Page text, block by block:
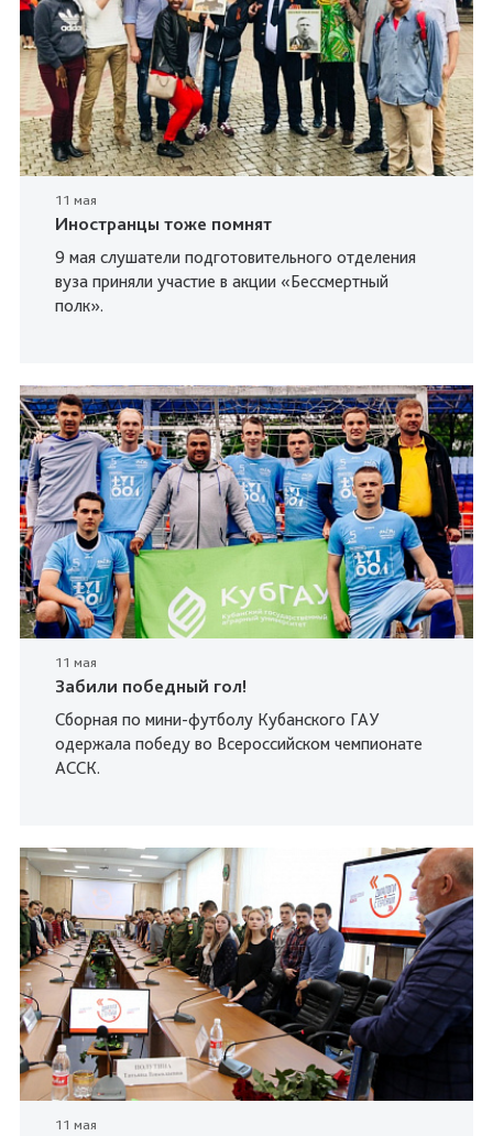
11 мая
Иностранцы тоже помнят
9 мая слушатели подготовительного отделения
вуза приняли участие в акции «Бессмертный
полк».
11 мая
Забили победный гол!
Сборная по мини-футболу Кубанского ГАУ
одержала победу во Всероссийском чемпионате
АССК.
11 мая